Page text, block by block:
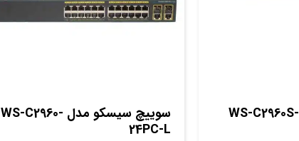
سوييچ سيسکو مدل WS-C2960S-
سوييچ سيسکو مدل WS-C2960-
24PC-L